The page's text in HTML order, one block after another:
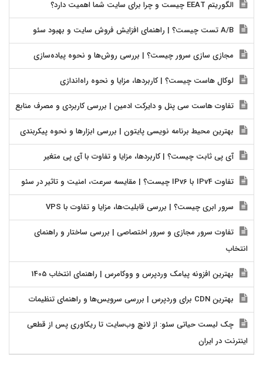
الگوریتم EEAT چیست و چرا برای سایت شما اهمیت دارد؟
مجازی سازی سرور چیست؟ | بررسی روش‌ها و نحوه پیاده‌سازی
لوکال هاست چیست؟ | کاربردها، مزایا و نحوه راه‌اندازی
تفاوت هاست سی پنل و دایرکت ادمین | بررسی کاربردی و مصرف منابع
بهترین محیط برنامه نویسی پایتون | بررسی ابزارها و نحوه پیکربندی
آی پی ثابت چیست؟ | کاربردها، مزایا و تفاوت با آی پی متغیر
تفاوت IPv4 با IPv6 چیست؟ | مقایسه سرعت، امنیت و تاثیر در سئو
سرور ابری چیست؟ | بررسی قابلیت‌ها، مزایا و تفاوت با VPS
تفاوت سرور مجازی و سرور اختصاصی | بررسی ساختار و راهنمای
انتخاب
بهترین افزونه پیامک وردپرس و ووکامرس | راهنمای انتخاب 1405
بهترین CDN برای وردپرس | بررسی سرویس‌ها و راهنمای تنظیمات
چک لیست حیاتی سئو: از لانچ وب‌سایت تا ریکاوری پس از قطعی
اینترنت در ایران